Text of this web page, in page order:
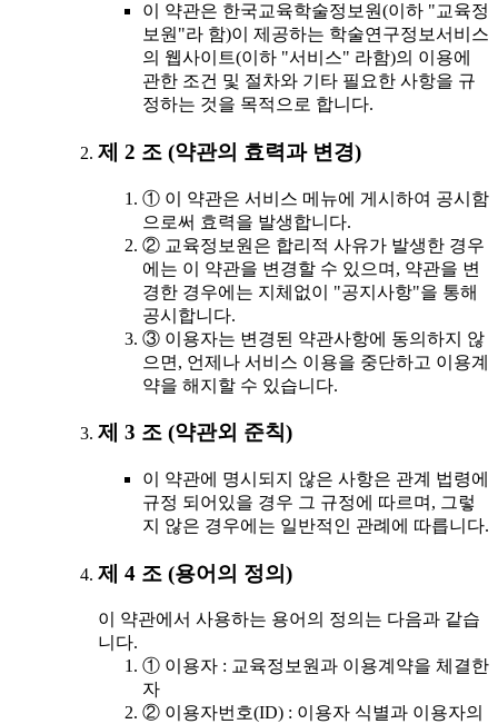
이 약관은 한국교육학술정보원(이하 "교육정
보원"라 함)이 제공하는 학술연구정보서비스
의 웹사이트(이하 "서비스" 라함)의 이용에
관한 조건 및 절차와 기타 필요한 사항을 규
정하는 것을 목적으로 합니다.
제 2 조 (약관의 효력과 변경)
① 이 약관은 서비스 메뉴에 게시하여 공시함
으로써 효력을 발생합니다.
② 교육정보원은 합리적 사유가 발생한 경우
에는 이 약관을 변경할 수 있으며, 약관을 변
경한 경우에는 지체없이 "공지사항"을 통해
공시합니다.
③ 이용자는 변경된 약관사항에 동의하지 않
으면, 언제나 서비스 이용을 중단하고 이용계
약을 해지할 수 있습니다.
제 3 조 (약관외 준칙)
이 약관에 명시되지 않은 사항은 관계 법령에
규정 되어있을 경우 그 규정에 따르며, 그렇
지 않은 경우에는 일반적인 관례에 따릅니다.
제 4 조 (용어의 정의)
이 약관에서 사용하는 용어의 정의는 다음과 같습
니다.
① 이용자 : 교육정보원과 이용계약을 체결한
자
② 이용자번호(ID) : 이용자 식별과 이용자의